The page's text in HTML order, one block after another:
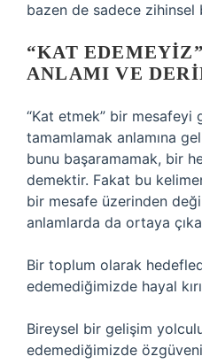
bazen de sadece zihinsel
“KAT
ANLAMI VE
“Kat etmek” bir mesafeyi
tamamlamak anlamına
bunu başaramamak, bir
demektir. Fakat bu
bir mesafe üzerinden
anlamlarda da ortaya
Bir toplum olarak
edemediğimizde hayal
Bireysel bir gelişim
edemediğimizde